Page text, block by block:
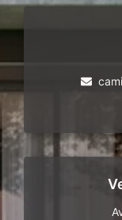
46,7 ha
Em
comum
verdes,
e
relacionados.